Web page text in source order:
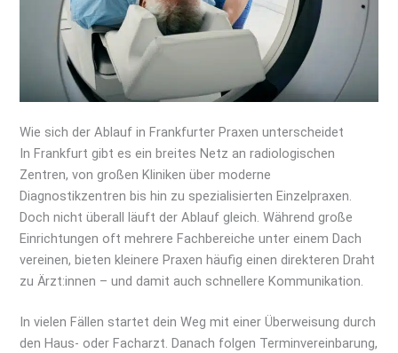
Wie sich der Ablauf in Frankfurter Praxen unterscheidet
In Frankfurt gibt es ein breites Netz an radiologischen
Zentren, von großen Kliniken über moderne
Diagnostikzentren bis hin zu spezialisierten Einzelpraxen.
Doch nicht überall läuft der Ablauf gleich. Während große
Einrichtungen oft mehrere Fachbereiche unter einem Dach
vereinen, bieten kleinere Praxen häufig einen direkteren Draht
zu Ärzt:innen – und damit auch schnellere Kommunikation.
In vielen Fällen startet dein Weg mit einer Überweisung durch
den Haus- oder Facharzt. Danach folgen Terminvereinbarung,